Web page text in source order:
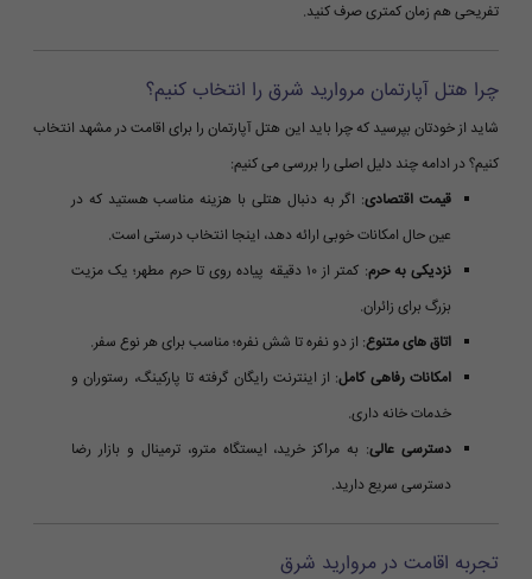
تفریحی هم زمان کمتری صرف کنید.
چرا هتل آپارتمان مروارید شرق را انتخاب کنیم؟
شاید از خودتان بپرسید که چرا باید این هتل آپارتمان را برای اقامت در مشهد انتخاب
کنیم؟ در ادامه چند دلیل اصلی را بررسی می کنیم:
قیمت اقتصادی: اگر به دنبال هتلی با هزینه مناسب هستید که در
عین حال امکانات خوبی ارائه دهد، اینجا انتخاب درستی است.
نزدیکی به حرم
: کمتر از ۱۰ دقیقه پیاده روی تا حرم مطهر؛ یک مزیت
بزرگ برای زائران.
اتاق های متنوع: از دو نفره تا شش نفره؛ مناسب برای هر نوع سفر.
امکانات رفاهی کامل: از اینترنت رایگان گرفته تا پارکینگ، رستوران و
خدمات خانه داری.
دسترسی عالی: به مراکز خرید، ایستگاه مترو، ترمینال و بازار رضا
دسترسی سریع دارید.
تجربه اقامت در مروارید شرق